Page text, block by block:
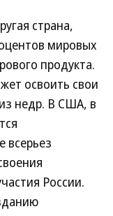
страна,
мировых
продукта.
освоить свои
недр. В США, в
всерьез
России.